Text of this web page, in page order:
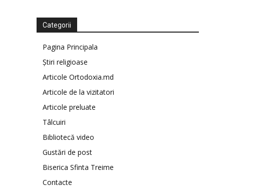
Categorii
Pagina Principala
Știri religioase
Articole Ortodoxia.md
Articole de la vizitatori
Articole preluate
Tâlcuiri
Bibliotecă video
Gustări de post
Biserica Sfinta Treime
Contacte